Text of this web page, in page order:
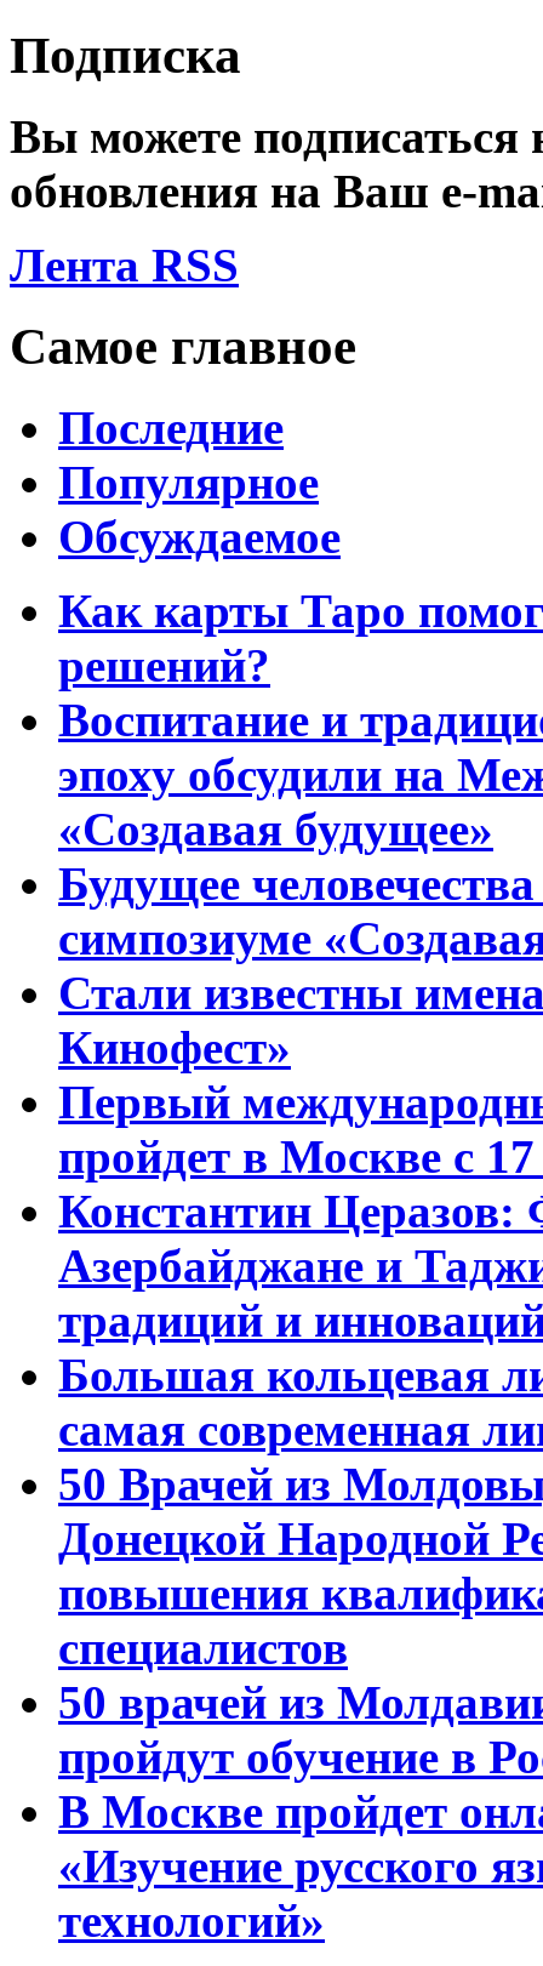
Подписка
Вы можете подписаться
обновления на Ваш e-
Лента RSS
Самое главное
Последние
Популярное
Обсуждаемое
Как карты Таро
решений?
Воспитание и
эпоху обсудили на
«Создавая будущее»
Будущее
симпозиуме
Стали известны
Кинофест»
Первый
пройдет в Москве с
Константин Церазов:
Азербайджане и
традиций и
Большая кольцевая
самая современная
50 Врачей из
Донецкой Народной
повышения
специалистов
50 врачей из
пройдут обучение в
В Москве пройдет
«Изучение русского
технологий»